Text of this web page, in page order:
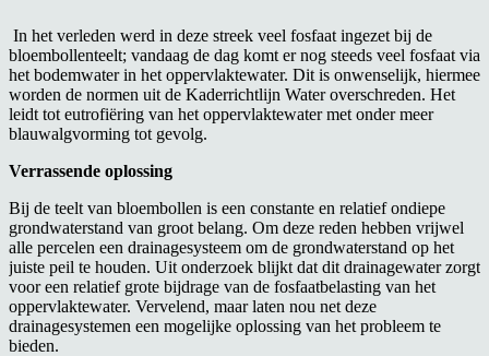
In het verleden werd in deze streek veel fosfaat ingezet bij de
bloembollenteelt; vandaag de dag komt er nog steeds veel fosfaat via
het bodemwater in het oppervlaktewater. Dit is onwenselijk, hiermee
worden de normen uit de Kaderrichtlijn Water overschreden. Het
leidt tot eutrofiëring van het oppervlaktewater met onder meer
blauwalgvorming tot gevolg.
Verrassende oplossing
Bij de teelt van bloembollen is een constante en relatief ondiepe
grondwaterstand van groot belang. Om deze reden hebben vrijwel
alle percelen een drainagesysteem om de grondwaterstand op het
juiste peil te houden. Uit onderzoek blijkt dat dit drainagewater zorgt
voor een relatief grote bijdrage van de fosfaatbelasting van het
oppervlaktewater. Vervelend, maar laten nou net deze
drainagesystemen een mogelijke oplossing van het probleem te
bieden.